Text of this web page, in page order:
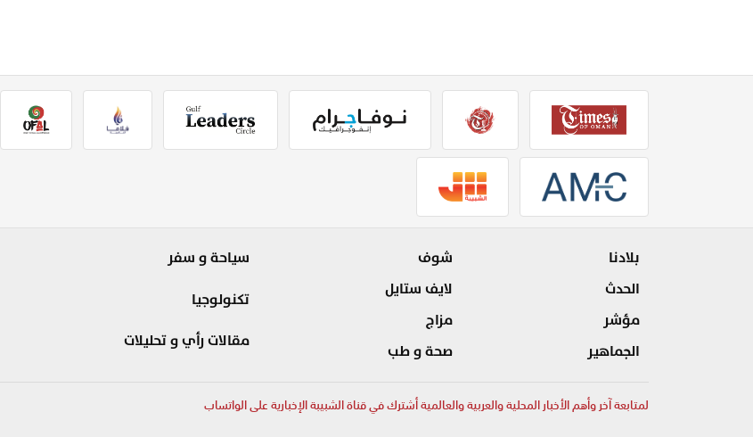
بلادنا
الحدث
مؤشر
الجماهير
شوف
لايف ستايل
مزاج
صحة و طب
سياحة و سفر
تكنولوجيا
مقالات رأي و تحليلات
لمتابعة آخر وأهم الأخبار المحلية والعربية والعالمية أشترك في قناة الشبيبة الإخبارية على الواتساب